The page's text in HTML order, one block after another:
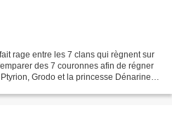
rage entre les 7 clans qui règnent sur
des 7 couronnes afin de régner
Grodo et la princesse Dénarines